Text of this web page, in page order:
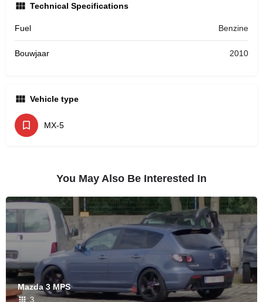
Technical Specifications
Fuel Benzine
Bouwjaar 2010
Vehicle type
MX-5
You May Also Be Interested In
Mazda 3 MPS
3